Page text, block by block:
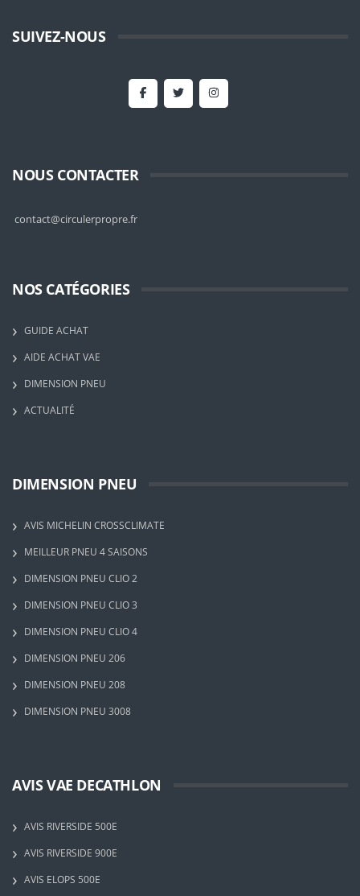
SUIVEZ-NOUS
NOUS CONTACTER
contact@circulerpropre.fr
NOS CATÉGORIES
GUIDE ACHAT
AIDE ACHAT VAE
DIMENSION PNEU
ACTUALITÉ
DIMENSION PNEU
AVIS MICHELIN CROSSCLIMATE
MEILLEUR PNEU 4 SAISONS
DIMENSION PNEU CLIO 2
DIMENSION PNEU CLIO 3
DIMENSION PNEU CLIO 4
DIMENSION PNEU 206
DIMENSION PNEU 208
DIMENSION PNEU 3008
AVIS VAE DECATHLON
AVIS RIVERSIDE 500E
AVIS RIVERSIDE 900E
AVIS ELOPS 500E